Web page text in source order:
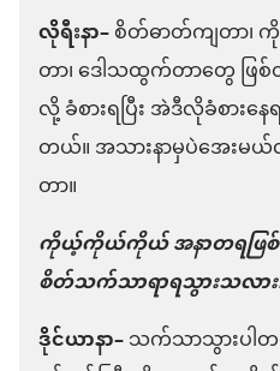
လိုရီးနာ–စိတ်ဓာတ်ကျတာ
တာ၊ ဒေါသထွက်တာတွေ ဖ
လို့ ခံစားရပြီး အဲဒီလိုခံစာ
တယ်။ အသားနာမှပဲအေးမယ်လို့
တာ။
ကိုယ့်ကိုယ်ကိုယ် အနာတရဖြ
စိတ်သက်သာရာရသွားသလာ
ဒိုင်ယာနာ–သက်သာသွားပါ